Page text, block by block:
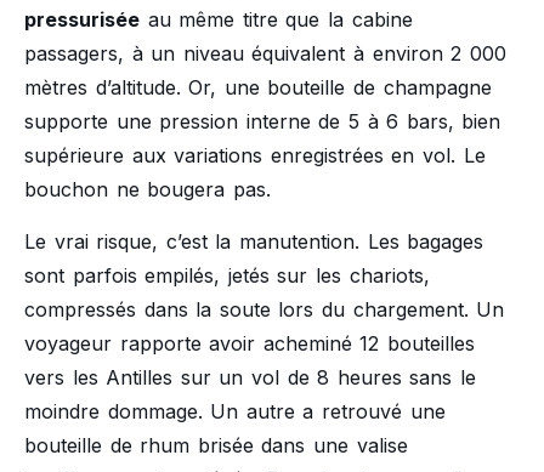
pressurisée au même titre que la cabine
passagers, à un niveau équivalent à environ 2 000
mètres d’altitude. Or, une bouteille de champagne
supporte une pression interne de 5 à 6 bars, bien
supérieure aux variations enregistrées en vol. Le
bouchon ne bougera pas.
Le vrai risque, c’est la manutention. Les bagages
sont parfois empilés, jetés sur les chariots,
compressés dans la soute lors du chargement. Un
voyageur rapporte avoir acheminé 12 bouteilles
vers les Antilles sur un vol de 8 heures sans le
moindre dommage. Un autre a retrouvé une
bouteille de rhum brisée dans une valise